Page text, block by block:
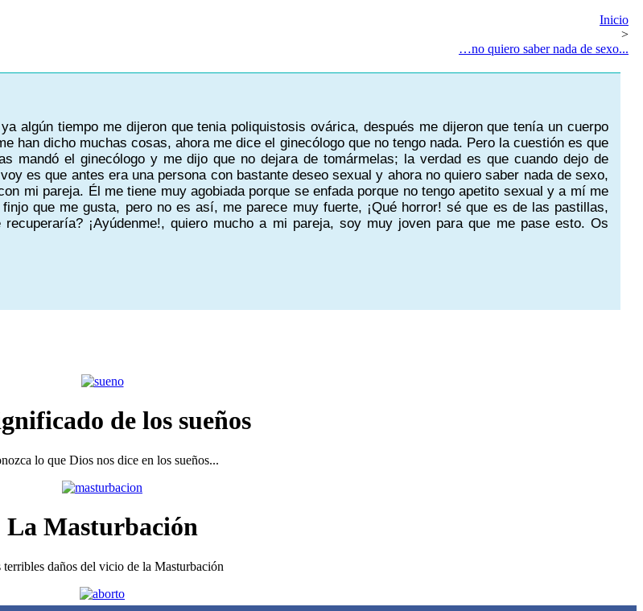
Inicio
>
…no quiero saber nada de sexo...
algún tiempo me dijeron que tenia poliquistosis ovárica, después me dijeron que tenía un cuerpo
han dicho muchas cosas, ahora me dice el ginecólogo que no tengo nada. Pero la cuestión es que
mandó el ginecólogo y me dijo que no dejara de tomármelas; la verdad es que cuando dejo de
es que antes era una persona con bastante deseo sexual y ahora no quiero saber nada de sexo,
mi pareja. Él me tiene muy agobiada porque se enfada porque no tengo apetito sexual y a mí me
que me gusta, pero no es así, me parece muy fuerte, ¡Qué horror! sé que es de las pastillas,
¡Ayúdenme!, quiero mucho a mi pareja, soy muy joven para que me pase esto. Os
de los sueños
lo que Dios nos dice en los sueños...
La Masturbación
terribles daños del vicio de la Masturbación